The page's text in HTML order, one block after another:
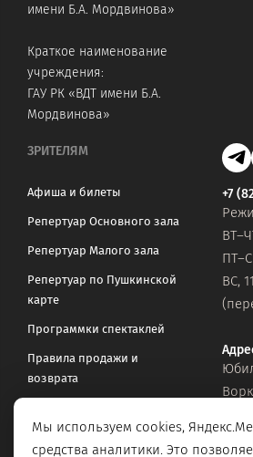
имени Б.А. Мордвинова»
Краткое наименование
учреждения:
ГАУ РК «ВДТ имени Б.А.
Мордвинова»
ЗРИТЕЛЯМ
Афиша и билеты
Репертуар Основного зала
Репертуар Малого зала
Репертуар по Пушкинской
карте
Программки спектаклей
Правила продажи и
возврата
Оставить обращение
+7
ВС,
Мы используем cookies,
средства аналитики. Это